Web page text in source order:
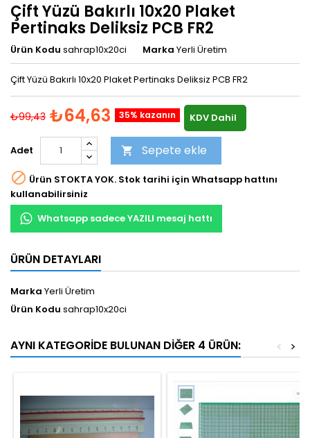
Çift Yüzü Bakırlı 10x20 Plaket
Pertinaks Deliksiz PCB FR2
Ürün Kodu sahrap10x20ci Marka Yerli Üretim
Çift Yüzü Bakırlı 10x20 Plaket Pertinaks Deliksiz PCB FR2
₺99,43 ₺64,63 35% kazanın KDV Dahil
Adet  Sepete ekle
 Ürün STOKTA YOK. Stok tarihi için Whatsapp hattını
kullanabilirsiniz
Whatsapp sadece YAZILI mesaj hattı
ÜRÜN DETAYLARI
Marka Yerli Üretim
Ürün Kodu sahrap10x20ci
AYNI KATEGORIDE BULUNAN DIĞER 4 ÜRÜN: >
<